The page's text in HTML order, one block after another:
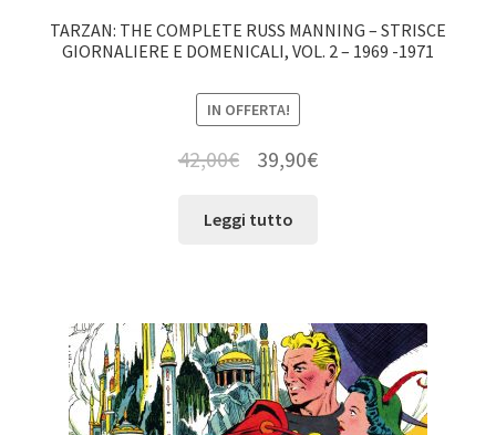
TARZAN: THE COMPLETE RUSS MANNING – STRISCE
GIORNALIERE E DOMENICALI, VOL. 2 – 1969 -1971
IN OFFERTA!
42,00€ 39,90€
Leggi tutto